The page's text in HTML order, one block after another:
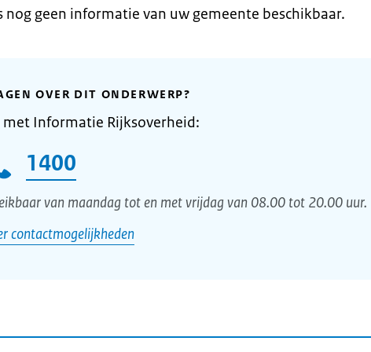
nog geen informatie van uw gemeente beschikbaar.
OVER DIT ONDERWERP?
met Informatie Rijksoverheid:
1400
van maandag tot en met vrijdag van 08.00 tot 20.00 uur.
contactmogelijkheden